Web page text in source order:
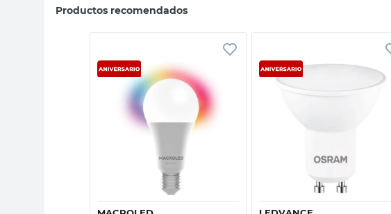
Productos recomendados
Vista rápida Vista rápida